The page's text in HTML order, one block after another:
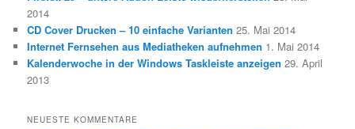
2014
CD Cover Drucken – 10 einfache Varianten 25. Mai 2014
Internet Fernsehen aus Mediatheken aufnehmen 1. Mai 2014
Kalenderwoche in der Windows Taskleiste anzeigen 29. April
2013
NEUESTE KOMMENTARE